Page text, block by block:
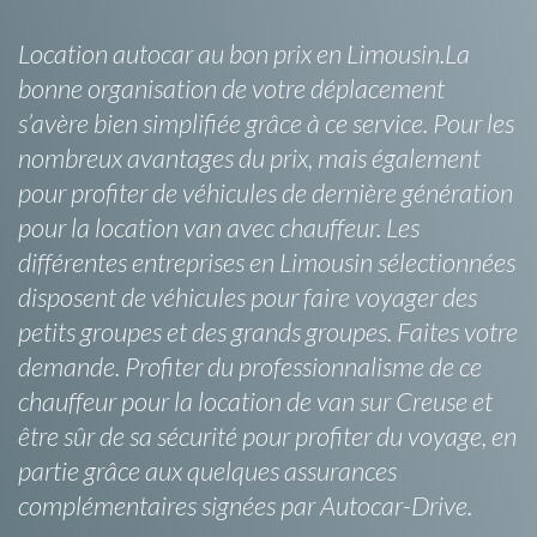
Location autocar au bon prix en Limousin.La
bonne organisation de votre déplacement
s’avère bien simplifiée grâce à ce service. Pour les
nombreux avantages du prix, mais également
pour profiter de véhicules de dernière génération
pour la location van avec chauffeur. Les
différentes entreprises en Limousin sélectionnées
disposent de véhicules pour faire voyager des
petits groupes et des grands groupes. Faites votre
demande. Profiter du professionnalisme de ce
chauffeur pour la location de van sur Creuse et
être sûr de sa sécurité pour profiter du voyage, en
partie grâce aux quelques assurances
complémentaires signées par Autocar-Drive.